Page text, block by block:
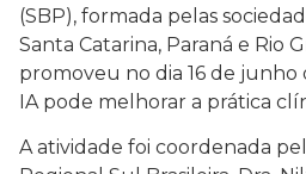
(SBP), formada pelas
Santa Catarina, Paraná e Rio
promoveu no dia 16 de junho
IA pode melhorar a prática
A atividade foi coordenada